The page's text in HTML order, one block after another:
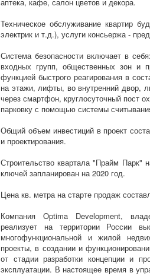
Техническое обслуживание квартир
электрик и т.д.), услуги консьержа -
Система безопасности включает в
входных групп, общественных зон и
функцией быстрого реагирования в
на этажи, лифты, во внутренний двор,
через смартфон, круглосуточный пост
парковку с помощью системы
Общий объем инвестиций в проект
и проектирования.
Строительство квартала "Прайм Парк"
ключей запланирован на 2020 год.
Цена кв. метра на старте продаж
Компания Optima Development,
реализует на территории России
многофункциональной и жилой
проекты, в создании и
от стадии разработки концепции и
эксплуатации. В настоящее время в